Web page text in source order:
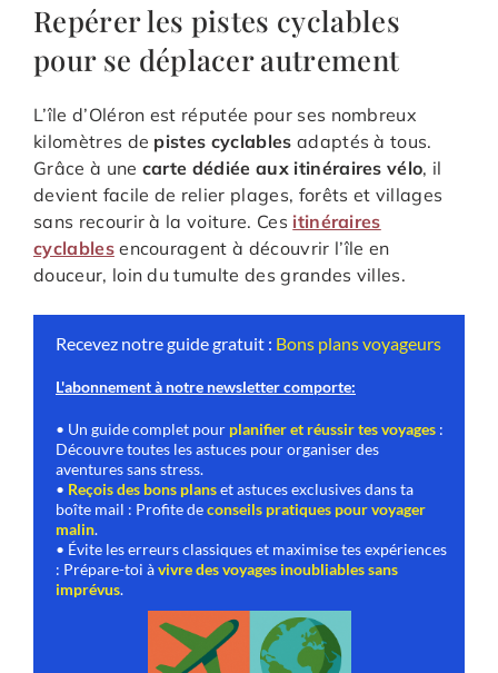
Repérer les pistes cyclables
pour se déplacer autrement
L’île d’Oléron est réputée pour ses nombreux
kilomètres de pistes cyclables adaptés à tous.
Grâce à une carte dédiée aux itinéraires vélo, il
devient facile de relier plages, forêts et villages
sans recourir à la voiture. Ces itinéraires
cyclablesencouragent à découvrir l’île en
douceur, loin du tumulte des grandes villes.